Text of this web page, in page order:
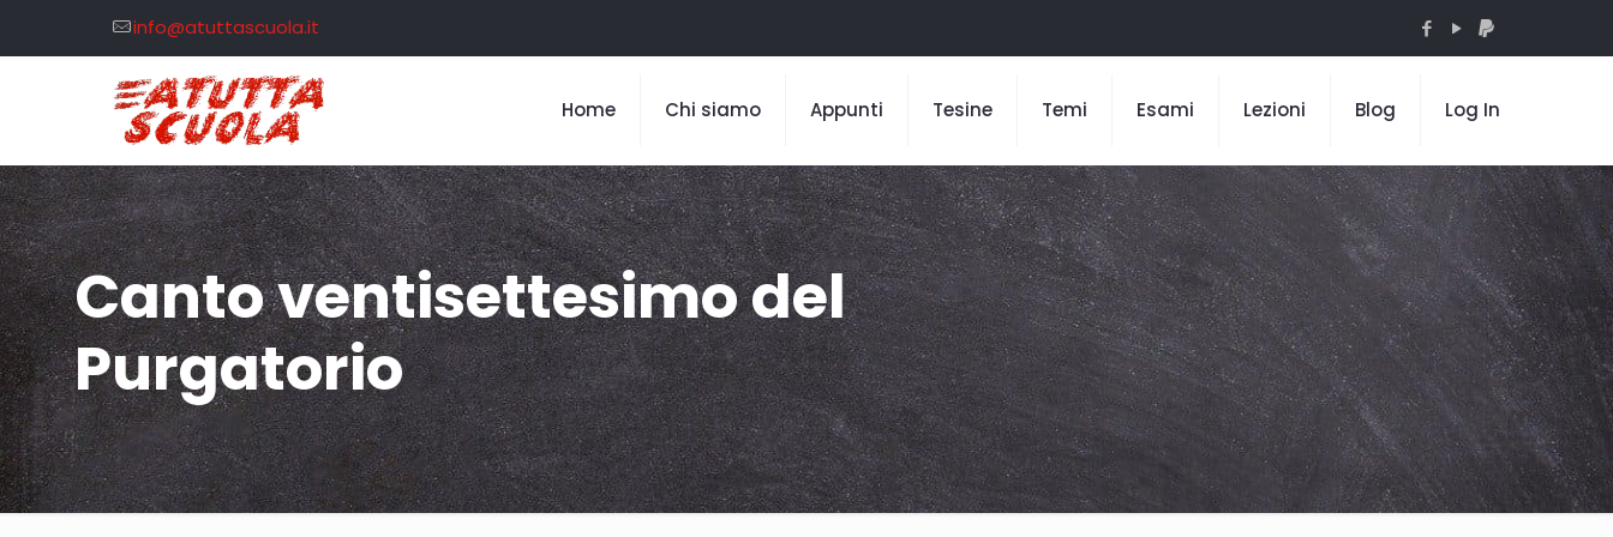
info@atuttascuola.it
Home Chi siamo Appunti Tesine Temi Esami Lezioni Blog Log In
Canto ventisettesimo del
Purgatorio